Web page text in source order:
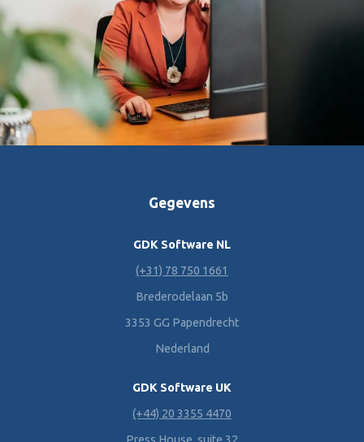
Gegevens
GDK Software NL
(+31) 78 750 1661
Brederodelaan 5b
3353 GG Papendrecht
Nederland
GDK Software UK
(+44) 20 3355 4470